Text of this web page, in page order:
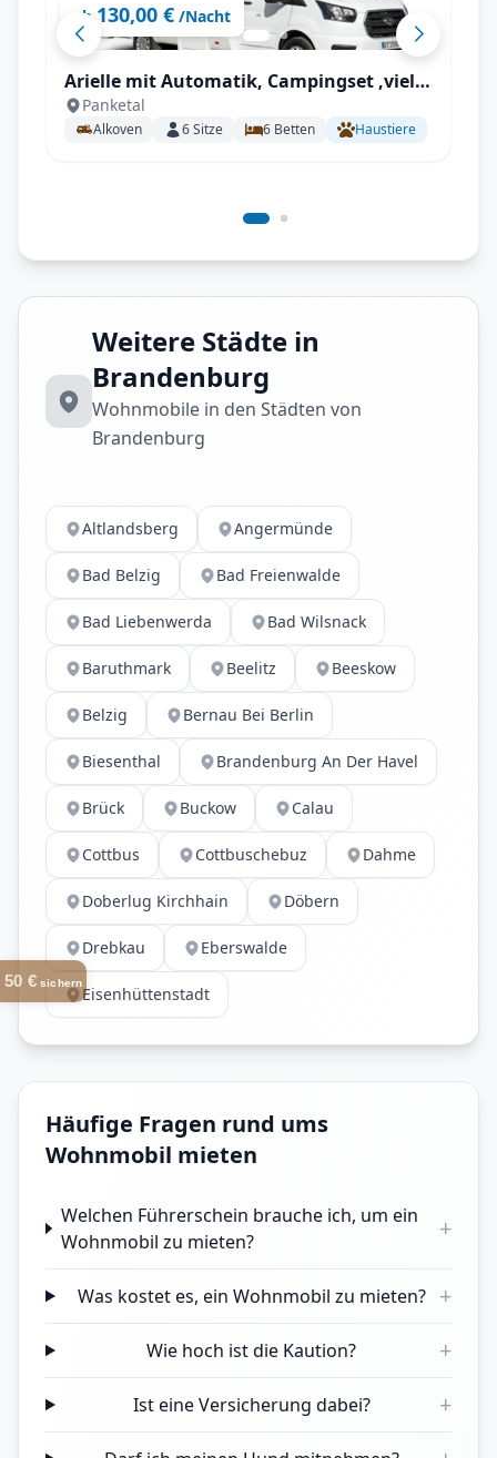
ab 130,00 € /Nacht
Arielle mit Automatik, Campingset ,viel
Staumöglichkeiten uvm.
Panketal
Alkoven 6Sitze 6 Betten Haustiere
Weitere Städte in
Brandenburg
Wohnmobile in den Städten von
Brandenburg
Altlandsberg Angermünde
Bad Belzig Bad Freienwalde
Bad Liebenwerda Bad Wilsnack
Baruthmark Beelitz Beeskow
Belzig Bernau Bei Berlin
Biesenthal Brandenburg An Der Havel
Brück Buckow Calau
Cottbus Cottbuschebuz Dahme
Doberlug Kirchhain Döbern
Drebkau Eberswalde
Eisenhüttenstadt
Häufige Fragen rund ums
Wohnmobil mieten
Welchen Führerschein brauche ich, um ein
Wohnmobil zu mieten?
+
Was kostet es, ein Wohnmobil zu mieten? +
Wie hoch ist die Kaution? +
Ist eine Versicherung dabei? +
50 €sichern